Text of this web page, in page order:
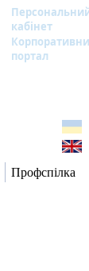
кабінет
портал
Профспілка